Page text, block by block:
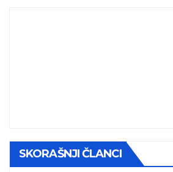
SKORAŠNJI ČLANCI